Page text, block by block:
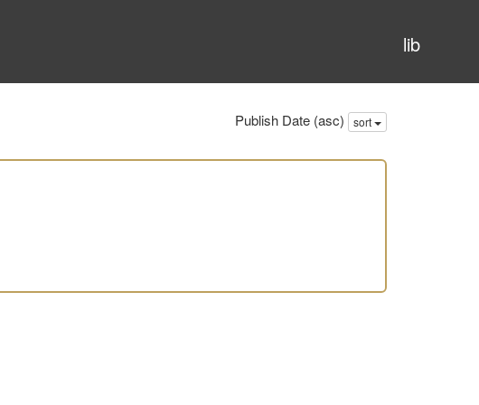
lib
Publish Date (asc) sort